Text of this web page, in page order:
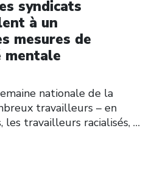
syndicats
à un
mesures de
mentale
nationale de la
travailleurs – en
travailleurs racialisés, …